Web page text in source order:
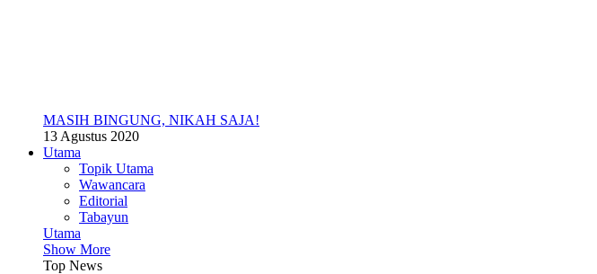
MASIH BINGUNG, NIKAH SAJA!
13 Agustus 2020
Utama
Topik Utama
Wawancara
Editorial
Tabayun
Utama
Show More
Top News